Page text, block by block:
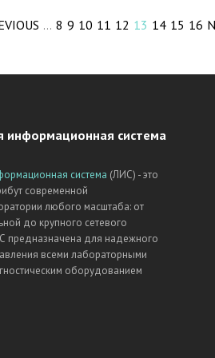
… 8 9 10 11 12 13 14 15 16
информационная система
система (ЛИС) - это
современной
любого масштаба: от
до крупного сетевого
предназначена для надежного
всеми лабораторными
оборудованием